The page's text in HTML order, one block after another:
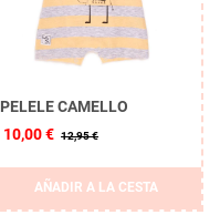
PELELE CAMELLO
10,00 € 12,95 €
AÑADIR A LA CESTA